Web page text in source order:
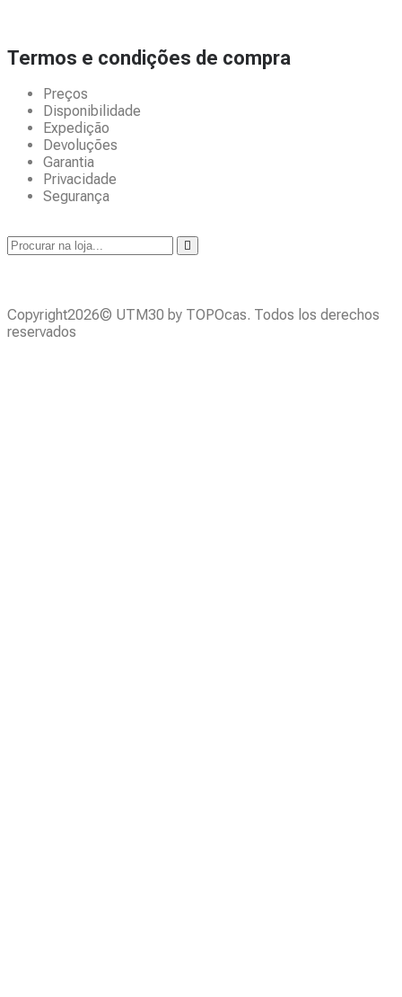
Termos e condições de compra
Preços
Disponibilidade
Expedição
Devoluções
Garantia
Privacidade
Segurança
Copyright2026© UTM30 by TOPOcas. Todos los derechos
reservados